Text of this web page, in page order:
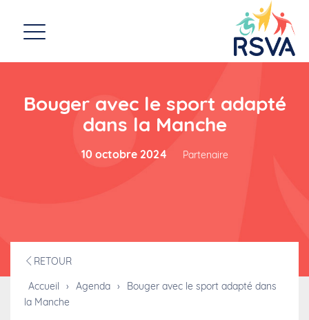
Bouger avec le sport adapté
dans la Manche
10 octobre 2024 Partenaire
RETOUR
Accueil
› Agenda ›
Bouger avec le sport adapté dans
la Manche